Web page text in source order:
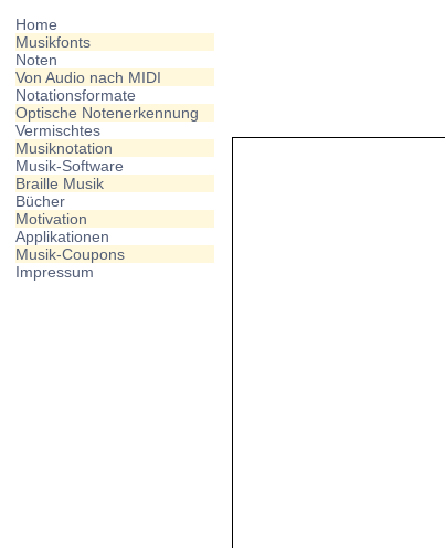
Home
Musikfonts
Noten
Von Audio nach MIDI
Notationsformate
Optische Notenerkennung
Vermischtes
Musiknotation
Musik-Software
Braille Musik
Bücher
Motivation
Applikationen
Musik-Coupons
Impressum